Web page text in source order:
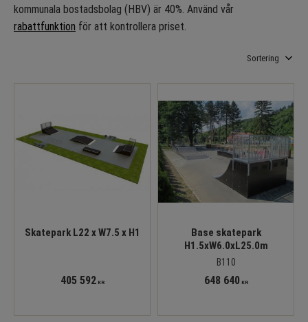
kommunala bostadsbolag (HBV) är 40%. Använd vår
rabattfunktion för att kontrollera priset.
Skatepark L22 x W7.5 x H1
405 592KR
Base skatepark
H1.5xW6.0xL25.0m
B110
648 640KR